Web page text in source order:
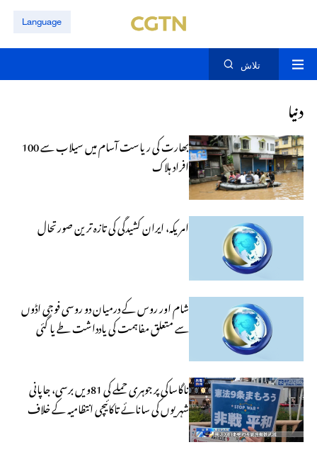
Language
تلاش
دنیا
بھارت کی ریاست آسام میں سیلاب سے 100
افراد ہلاک
امریکہ، ایران کشیدگی کی تازہ ترین صورتحال
شام اور روس کے درمیان دو روسی فوجی اڈوں
سے متعلق مفاہمت کی یادداشت طے پا گئی
ناگاساکی پر جوہری حملے کی 81ویں برسی، جاپانی
شہریوں کی سانائے تاکائیچی انتظامیہ کے خلاف